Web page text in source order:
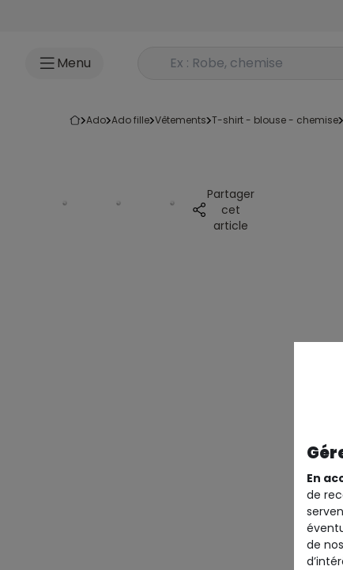
Menu Rechercher un produit
ado ado fille vêtements t-shirt - blouse - chemise
Partager
cet
article
En
de
de nos